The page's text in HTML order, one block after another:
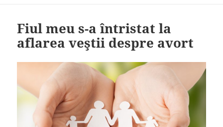
Fiul meu s-a întristat la
aflarea veştii despre avort